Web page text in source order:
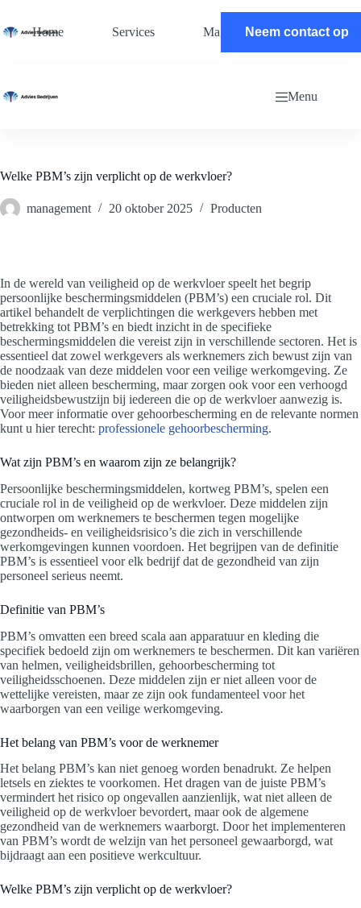
de
Home Services Magazine Contact
Neem contact op
Menu
Welke PBM’s zijn verplicht op de werkvloer?
management 20 oktober 2025 Producten
In de wereld van veiligheid op de werkvloer speelt het begrip
persoonlijke beschermingsmiddelen (PBM’s) een cruciale rol. Dit
artikel behandelt de verplichtingen die werkgevers hebben met
betrekking tot PBM’s en biedt inzicht in de specifieke
beschermingsmiddelen die vereist zijn in verschillende sectoren. Het is
essentieel dat zowel werkgevers als werknemers zich bewust zijn van
de noodzaak van deze middelen voor een veilige werkomgeving. Ze
bieden niet alleen bescherming, maar zorgen ook voor een verhoogd
veiligheidsbewustzijn bij iedereen die op de werkvloer aanwezig is.
Voor meer informatie over gehoorbescherming en de relevante normen
kunt u hier terecht: professionele gehoorbescherming.
Wat zijn PBM’s en waarom zijn ze belangrijk?
Persoonlijke beschermingsmiddelen, kortweg PBM’s, spelen een
cruciale rol in de veiligheid op de werkvloer. Deze middelen zijn
ontworpen om werknemers te beschermen tegen mogelijke
gezondheids- en veiligheidsrisico’s die zich in verschillende
werkomgevingen kunnen voordoen. Het begrijpen van de definitie
PBM’s is essentieel voor elk bedrijf dat de gezondheid van zijn
personeel serieus neemt.
Definitie van PBM’s
PBM’s omvatten een breed scala aan apparatuur en kleding die
specifiek bedoeld zijn om werknemers te beschermen. Dit kan variëren
van helmen, veiligheidsbrillen, gehoorbescherming tot
veiligheidsschoenen. Deze middelen zijn er niet alleen voor de
wettelijke vereisten, maar ze zijn ook fundamenteel voor het
waarborgen van een veilige werkomgeving.
Het belang van PBM’s voor de werknemer
Het belang PBM’s kan niet genoeg worden benadrukt. Ze helpen
letsels en ziektes te voorkomen. Het dragen van de juiste PBM’s
vermindert het risico op ongevallen aanzienlijk, wat niet alleen de
veiligheid op de werkvloer bevordert, maar ook de algemene
gezondheid van de werknemers waarborgt. Door het implementeren
van PBM’s wordt de welzijn van het personeel gewaarborgd, wat
bijdraagt aan een positieve werkcultuur.
Welke PBM’s zijn verplicht op de werkvloer?